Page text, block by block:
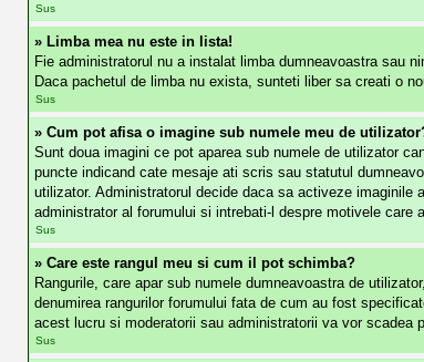
Sus
» Limba mea nu este in lista!
Fie administratorul nu a instalat limba dumneavoastra sau
Daca pachetul de limba nu exista, sunteti liber sa creati o
Sus
» Cum pot afisa o imagine sub numele meu de
Sunt doua imagini ce pot aparea sub numele de utilizator
puncte indicand cate mesaje ati scris sau statutul
utilizator. Administratorul decide daca sa activeze
administrator al forumului si intrebati-l despre motivele care
Sus
» Care este rangul meu si cum il pot schimba?
Rangurile, care apar sub numele dumneavoastra de
denumirea rangurilor forumului fata de cum au fost
acest lucru si moderatorii sau administratorii va vor scadea
Sus